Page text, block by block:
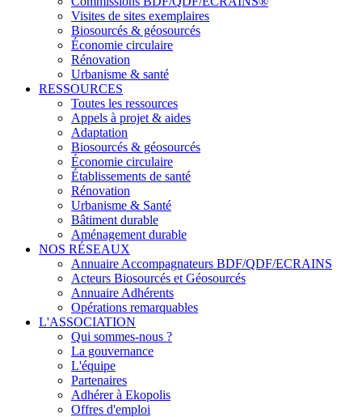
Visites de sites exemplaires
Biosourcés & géosourcés
Économie circulaire
Rénovation
Urbanisme & santé
RESSOURCES
Toutes les ressources
Appels à projet & aides
Adaptation
Biosourcés & géosourcés
Économie circulaire
Établissements de santé
Rénovation
Urbanisme & Santé
Bâtiment durable
Aménagement durable
NOS RÉSEAUX
Annuaire Accompagnateurs BDF/QDF/ECRAINS
Acteurs Biosourcés et Géosourcés
Annuaire Adhérents
Opérations remarquables
L'ASSOCIATION
Qui sommes-nous ?
La gouvernance
L'équipe
Partenaires
Adhérer à Ekopolis
Offres d'emploi